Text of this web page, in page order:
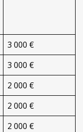
3 000 €
3 000 €
2 000 €
2 000 €
2 000 €